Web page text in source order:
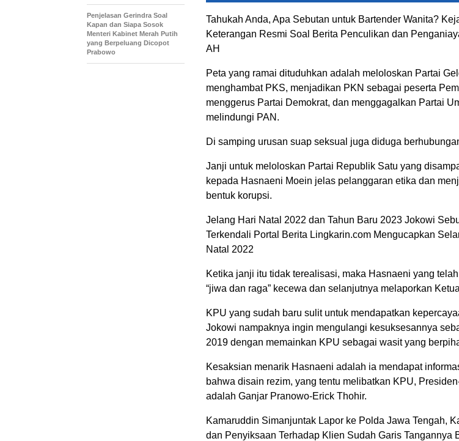
Tahukah Anda, Apa Sebutan untuk Bartender Wanita?
Keterangan Resmi Soal Berita Penculikan dan
AH
Peta yang ramai dituduhkan adalah meloloskan Partai
menghambat PKS, menjadikan PKN sebagai peserta
menggerus Partai Demokrat, dan menggagalkan Partai
melindungi PAN.
Di samping urusan suap seksual juga diduga
Janji untuk meloloskan Partai Republik Satu yang
kepada Hasnaeni Moein jelas pelanggaran etika dan
bentuk korupsi.
Jelang Hari Natal 2022 dan Tahun Baru 2023 Jokowi
Terkendali Portal Berita Lingkarin.com Mengucapkan
Natal 2022
Ketika janji itu tidak terealisasi, maka Hasnaeni yang
“jiwa dan raga” kecewa dan selanjutnya melaporkan
KPU yang sudah baru sulit untuk mendapatkan
Jokowi nampaknya ingin mengulangi kesuksesannya
2019 dengan memainkan KPU sebagai wasit yang
Kesaksian menarik Hasnaeni adalah ia mendapat
bahwa disain rezim, yang tentu melibatkan KPU,
adalah Ganjar Pranowo-Erick Thohir.
Kamaruddin Simanjuntak Lapor ke Polda Jawa Tengah,
dan Penyiksaan Terhadap Klien Sudah Garis Tangannya
Penjelasan Gerindra Soal
Kapan dan Siapa Sosok
Menteri Kabinet Merah Putih
yang Berpeluang Dicopot
Prabowo